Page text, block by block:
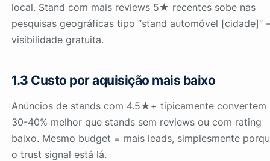
local. Stand com mais reviews 5★ recentes sobe nas
pesquisas geográficas tipo “stand automóvel [cidade]”
visibilidade gratuita.
1.3 Custo por aquisição mais baixo
Anúncios de stands com 4.5★+ tipicamente convertem
30-40% melhor que stands sem reviews ou com rating
baixo. Mesmo budget = mais leads, simplesmente
o trust signal está lá.